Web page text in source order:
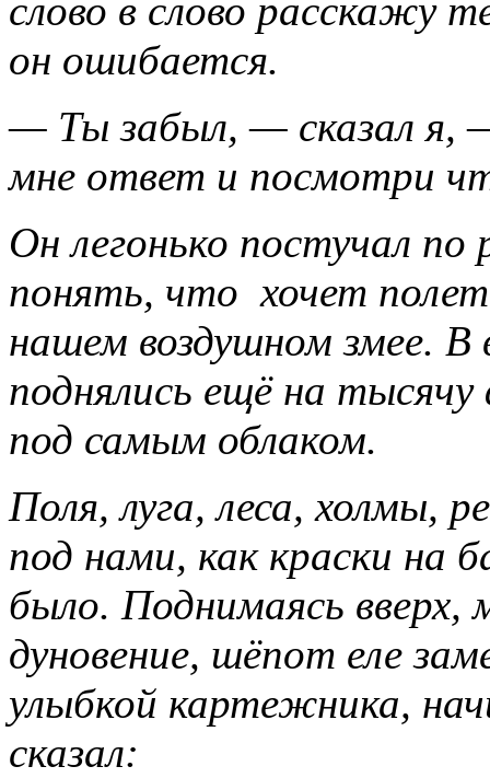
слово в слово расскажу
он ошибается.
— Ты забыл, — сказал я,
мне ответ и посмотри
Он легонько постучал по
понять, что хочет
нашем воздушном змее.
поднялись ещё на
под самым облаком.
Поля, луга, леса, холмы,
под нами, как краски на
было. Поднимаясь
дуновение, шёпот еле
улыбкой картежника,
сказал: